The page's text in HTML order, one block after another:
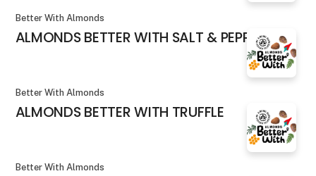
Better With Almonds
ALMONDS BETTER WITH SALT & PEPPER
Better With Almonds
ALMONDS BETTER WITH TRUFFLE
Better With Almonds